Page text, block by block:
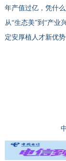
年产值过亿，凭什
从“生态美”到“产业
定安厚植人才新优